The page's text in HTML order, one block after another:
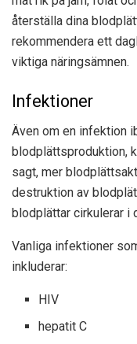
återställa dina
rekommendera ett
viktiga näringsämnen.
Infektioner
Även om en infektion
blodplättsproduktion,
sagt, mer
destruktion av
blodplättar cirkulerar i
Vanliga infektioner
inkluderar:
HIV
hepatit C